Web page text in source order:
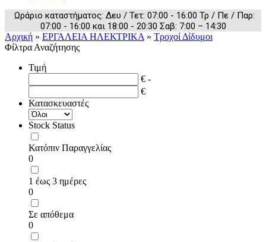
Ωράριο καταστήματος: Δευ / Τετ: 07:00 - 16:00 Τρ / Πε / Παρ:
07:00 - 16:00 και 18:00 - 20:30 Σαβ: 7:00 – 14:30
Αρχική » ΕΡΓΑΛΕΙΑ ΗΛΕΚΤΡΙΚΑ » Τροχοί Δίδυμοι
Φίλτρα Αναζήτησης
Τιμή
€ -
€
Κατασκευαστές
Stock Status
Κατόπιν Παραγγελίας
0
1 έως 3 ημέρες
0
Σε απόθεμα
0